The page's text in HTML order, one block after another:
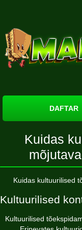
DAFTAR
Kuidas
Kuidas kultuurilised
Kultuurilised
Kultuurilised